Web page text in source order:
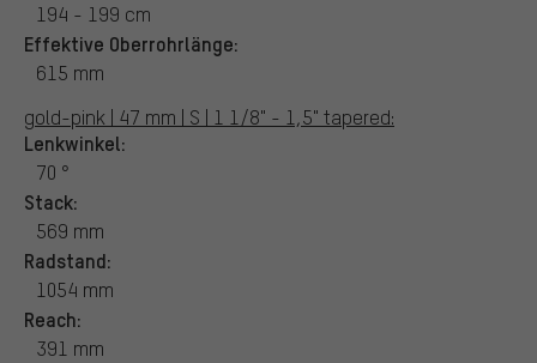
194 - 199 cm
Effektive Oberrohrlänge:
615 mm
gold-pink | 47 mm | S | 1 1/8" - 1,5" tapered:
Lenkwinkel:
70 °
Stack:
569 mm
Radstand:
1054 mm
Reach:
391 mm